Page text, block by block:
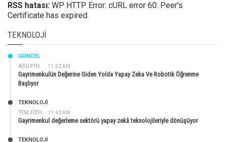
RSS hatası: WP HTTP Error: cURL error 60: Peer's
Certificate has expired.
TEKNOLOJI
AĞU 4TH 11:02 AM
GÜNCEL
Gayrimenkulün Değerine Giden Yolda Yapay Zeka Ve Robotik Öğrenme
Başlıyor
TEM 30TH 11:42 AM
TEKNOLOJİ
Gayrimenkul değerleme sektörü yapay zekâ teknolojileriyle dönüşüyor
TEKNOLOJİ